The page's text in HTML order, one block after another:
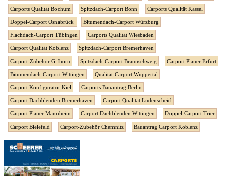
Carports Qualität Bochum Spitzdach-Carport Bonn Carports Qualität Kassel
Doppel-Carport Osnabrück Bitumendach-Carport Würzburg
Flachdach-Carport Tübingen Carports Qualität Wiesbaden
Carport Qualität Koblenz Spitzdach-Carport Bremerhaven
Carport-Zubehör Gifhorn Spitzdach-Carport Braunschweig Carport Planer Erfurt
Bitumendach-Carport Wittingen Qualität Carport Wuppertal
Carport Konfigurator Kiel Carports Bauantrag Berlin
Carport Dachblenden Bremerhaven Carport Qualität Lüdenscheid
Carport Planer Mannheim Carport Dachblenden Wittingen Doppel-Carport Trier
Carport Bielefeld Carport-Zubehör Chemnitz Bauantrag Carport Koblenz